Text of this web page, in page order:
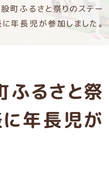
町ふるさと祭りのステー
年長児が参加しました。
るさと祭
年長児が